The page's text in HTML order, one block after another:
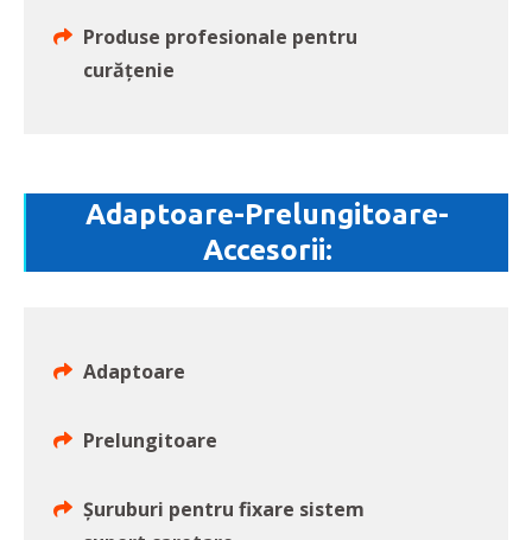
Produse profesionale pentru
curățenie
Adaptoare-Prelungitoare-
Accesorii:
Adaptoare
Prelungitoare
Șuruburi pentru fixare sistem